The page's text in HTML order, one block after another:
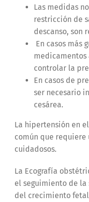
Las medidas
restricción de
descanso, son
En casos más
controlar la
En casos de
ser necesario
cesárea.
La hipertensión en
común que
cuidadosos.
La Ecografía
el seguimiento de
del crecimiento